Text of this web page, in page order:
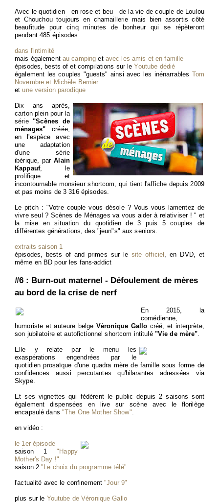
Avec le quotidien - en rose et beu - de la vie de couple de Loulou
et Chouchou toujours en chamaillerie mais bien assortis côté
beaufitude pour cinq minutes de bonheur qui se répèteront
pendant 485 épisodes.
dans l'intimité
mais égalementau campinget avec les amis et en famille
épisodes, bests of et compilations sur leYoutube dédié
également les couples "guests" ainsi avec les inénarrables Tom
Novembre et Michèle Bernier
etune version parodique
Dix ans après,
carton plein pour la
série"Scènes de
ménages" créée,
en l'espèce avec
une adaptation
d'une série
ibérique, parAlain
Kappauf, le
prolifique et
incontournable monsieur shortcom, qui tient l'affiche depuis 2009
et pas moins de 3 316 épisodes.
Le pitch : "Votre couple vous désole ? Vous vous lamentez de
vivre seul ? Scènes de Ménages va vous aider à relativiser ! " et
la mise en situation du quotidien de 3 puis 5 couples de
différentes générations, des "jeun"s" aux seniors.
extraits saison 1
épisodes, bests of and primes sur le site officiel , en DVD, et
même en BD pour les fans-addict
#6 : Burn-out maternel - Défoulement de mères
au bord de la crise de nerf
En 2015, la
comédienne,
humoriste et auteure belge Véronique Gallo créé, et interprète,
son jubilatoire et autofictionnel shortcom intitulé "Vie de mère".
Elle y relate par le menu les
exaspérations engendrées par le
quotidien prosaïque d'une quadra mère de famille sous forme de
confidences aussi percutantes qu'hilarantes adressées via
Skype.
Et ses vignettes qui fédérent le public depuis 2 saisons sont
également dispensées en live sur scène avec le florilège
encapsulé dans "The One Mother Show".
en vidéo :
le 1er épisode
saison 1"Happy
Mother's Day !"
saison 2"Le choix du programme télé"
l'actualité avec le confinement"Jour 9"
plus sur le Youtube de Véronique Gallo